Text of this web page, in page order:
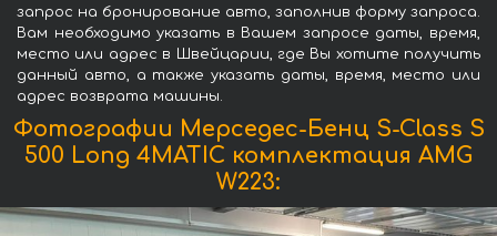
запрос на бронирование авто, заполнив форму запроса.
Вам необходимо указать в Вашем запросе даты, время,
место или адрес в Швейцарии, где Вы хотите получить
данный авто, а также указать даты, время, место или
адрес возврата машины.
Фотографии Мерседес-Бенц S-Class S
500 Long 4MATIC комплектация AMG
W223: